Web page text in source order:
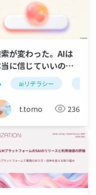
human-in-the-loop
が変わった。AIは
に信じていいの？
年の検索体験とリ
aiリテラシー
t.tomo 236